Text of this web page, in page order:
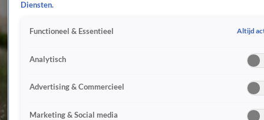
Diensten.
Functioneel & Essentieel Altijd
Analytisch
Advertising & Commercieel
Marketing & Social media